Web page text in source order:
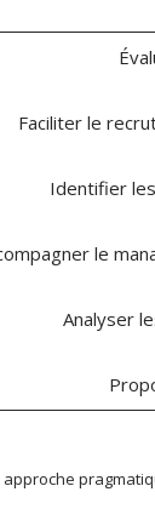
Faciliter le
Identifier
le
Analyser